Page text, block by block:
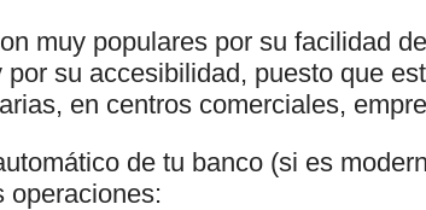
muy populares por su facilidad
por su accesibilidad, puesto que
en centros comerciales,
de tu banco (si es
operaciones: